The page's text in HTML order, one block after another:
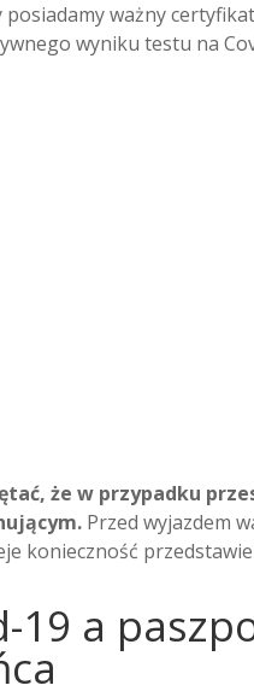
posiadamy ważny
wyniku testu na
że w przypadku
Przed wyjazdem
konieczność
19 a